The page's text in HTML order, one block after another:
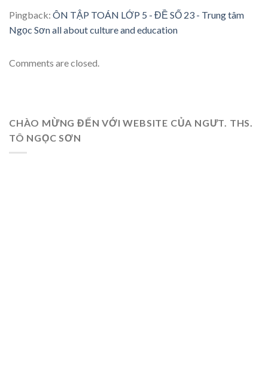
Pingback: ÔN TẬP TOÁN LỚP 5 - ĐỀ SỐ 23 - Trung tâm
Ngọc Sơn all about culture and education
Comments are closed.
CHÀO MỪNG ĐẾN VỚI WEBSITE CỦA NGƯT. THS.
TÔ NGỌC SƠN